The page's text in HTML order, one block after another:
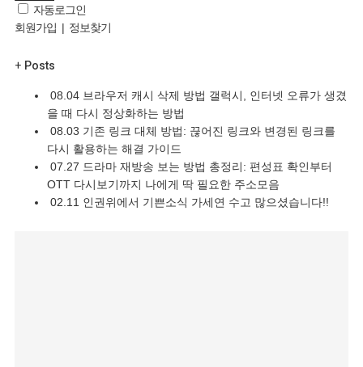
자동로그인
회원가입 | 정보찾기
+ Posts
08.04 브라우저 캐시 삭제 방법 갤럭시, 인터넷 오류가 생겼
을 때 다시 정상화하는 방법
08.03 기존 링크 대체 방법: 끊어진 링크와 변경된 링크를
다시 활용하는 해결 가이드
07.27 드라마 재방송 보는 방법 총정리: 편성표 확인부터
OTT 다시보기까지 나에게 딱 필요한 주소모음
02.11 인권위에서 기쁜소식 가세연 수고 많으셨습니다!!